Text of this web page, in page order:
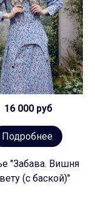
16 000 руб
Подробнее
"Забава. Вишня
(с баской)"